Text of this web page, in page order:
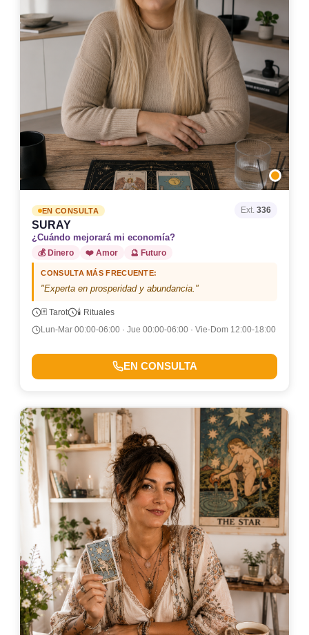
EN CONSULTA
SURAY
¿Cuándo mejorará mi economía?
Ext. 336
💰 Dinero ❤️ Amor 🔮 Futuro
CONSULTA MÁS FRECUENTE:
"Experta en prosperidad y abundancia."
🃏 Tarot
🕯️ Rituales
Lun-Mar 00:00-06:00 · Jue 00:00-06:00 · Vie-Dom 12:00-18:00
EN CONSULTA